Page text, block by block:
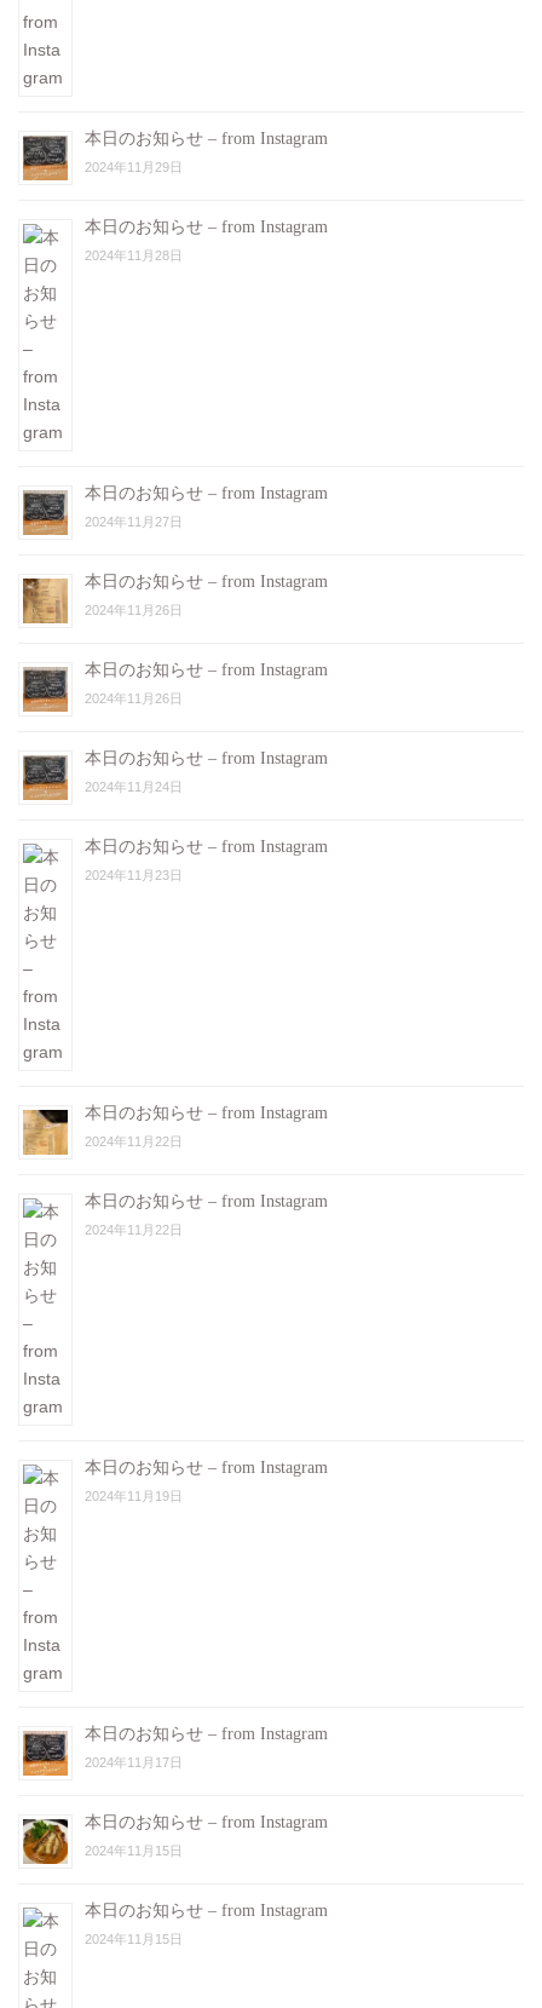
本日のお知らせ – from Instagram
2024年11月29日
本日のお知らせ – from Instagram
2024年11月28日
本日のお知らせ – from Instagram
2024年11月27日
本日のお知らせ – from Instagram
2024年11月26日
本日のお知らせ – from Instagram
2024年11月26日
本日のお知らせ – from Instagram
2024年11月24日
本日のお知らせ – from Instagram
2024年11月23日
本日のお知らせ – from Instagram
2024年11月22日
本日のお知らせ – from Instagram
2024年11月22日
本日のお知らせ – from Instagram
2024年11月19日
本日のお知らせ – from Instagram
2024年11月17日
本日のお知らせ – from Instagram
2024年11月15日
本日のお知らせ – from Instagram
2024年11月15日